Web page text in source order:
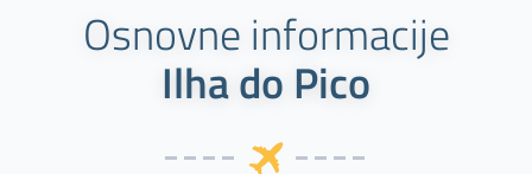
Osnovne informacije
Ilha do Pico